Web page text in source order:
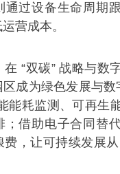
通过设备生命周期
营成本。
在 “双碳” 战略与数
成为绿色发展与数
能耗监测、可再生
；借助电子合同替
，让可持续发展从